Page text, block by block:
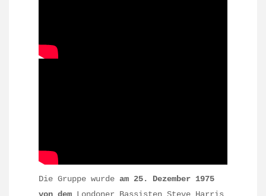
Die Gruppe wurde am 25. Dezember 1975
von dem Londoner Bassisten Steve Harris